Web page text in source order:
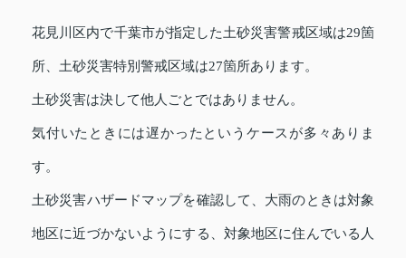
花見川区内で千葉市が指定した土砂災害警戒区域は29箇
所、土砂災害特別警戒区域は27箇所あります。
土砂災害は決して他人ごとではありません。
気付いたときには遅かったというケースが多々ありま
す。
土砂災害ハザードマップを確認して、大雨のときは対象
地区に近づかないようにする、対象地区に住んでいる人